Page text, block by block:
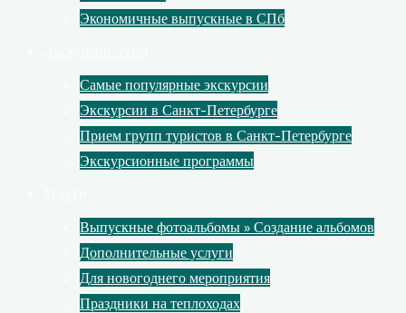
Экономичные выпускные в СПб
Самые популярные экскурсии
Экскурсии в Санкт-Петербурге
Прием групп туристов в Санкт-Петербурге
Экскурсионные программы
Выпускные фотоальбомы » Создание альбомов
Дополнительные услуги
Для новогоднего мероприятия
Праздники на теплоходах